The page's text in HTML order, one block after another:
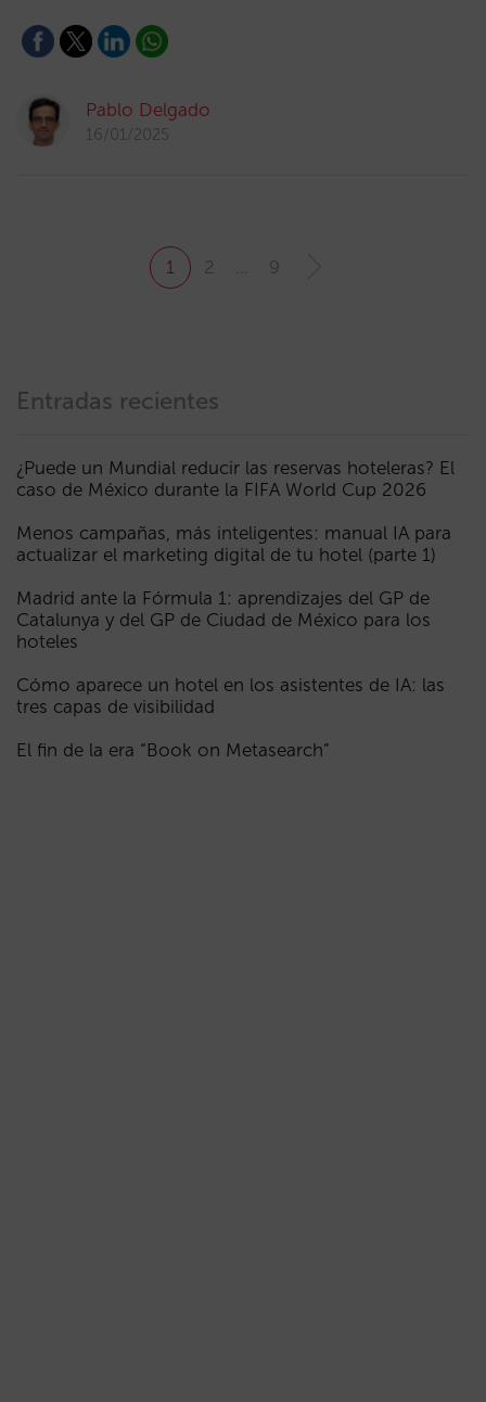
Pablo Delgado
16/01/2025
1 2 9
Entradas recientes
¿Puede un Mundial reducir las reservas hoteleras? El
caso de México durante la FIFA World Cup 2026
Menos campañas, más inteligentes: manual IA para
actualizar el marketing digital de tu hotel (parte 1)
Madrid ante la Fórmula 1: aprendizajes del GP de
Catalunya y del GP de Ciudad de México para los
hoteles
Cómo aparece un hotel en los asistentes de IA: las
tres capas de visibilidad
El fin de la era “Book on Metasearch”